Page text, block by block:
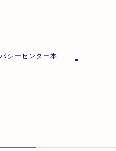
シーセンター本